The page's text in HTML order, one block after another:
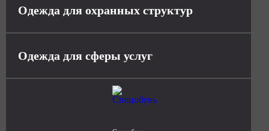
Одежда для охранных структур
Одежда для сферы услуг